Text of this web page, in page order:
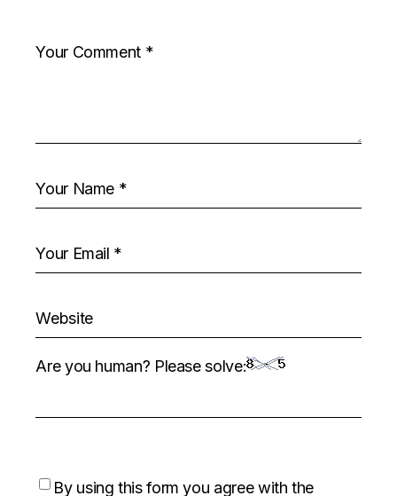
Are you human? Please solve:
By using this form you agree with the